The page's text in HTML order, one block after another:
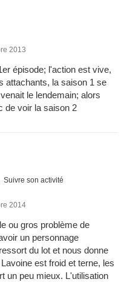
2013
épisode; l'action est vive,
attachants, la saison 1 se
le lendemain; alors
de voir la saison 2
Suivre son activité
2014
ou gros problème de
un personnage
du lot et nous donne
est froid et terne, les
un peu mieux. L'utilisation